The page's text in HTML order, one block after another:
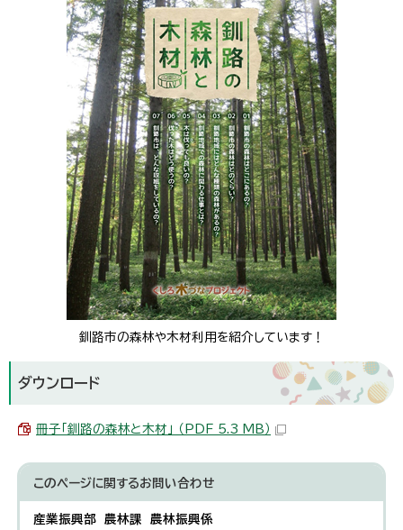
釧路市の森林や木材利用を紹介しています！
ダウンロード
冊子「釧路の森林と木材」 （PDF 5.3 MB）
このページに関するお問い合わせ
産業振興部 農林課 農林振興係